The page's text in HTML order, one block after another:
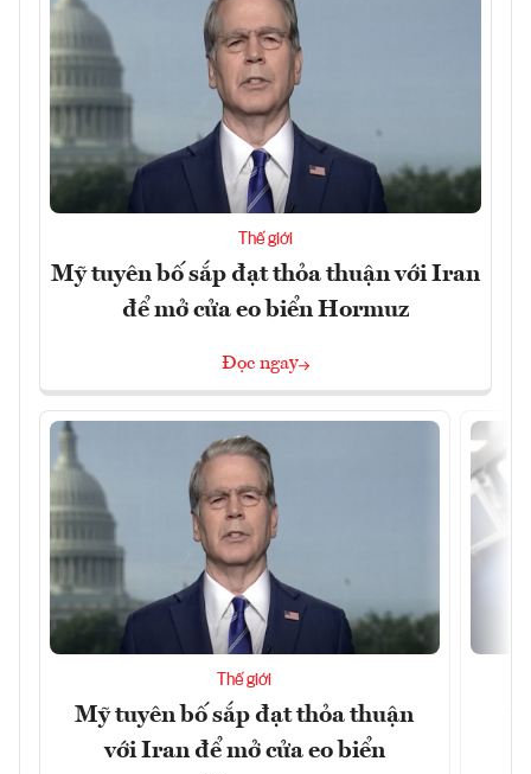
Thế giới
Mỹ tuyên bố sắp đạt thỏa thuận với Iran
để mở cửa eo biển Hormuz
Đọc ngay
Thế giới
Mỹ tuyên bố sắp đạt thỏa thuận
với Iran để mở cửa eo biển